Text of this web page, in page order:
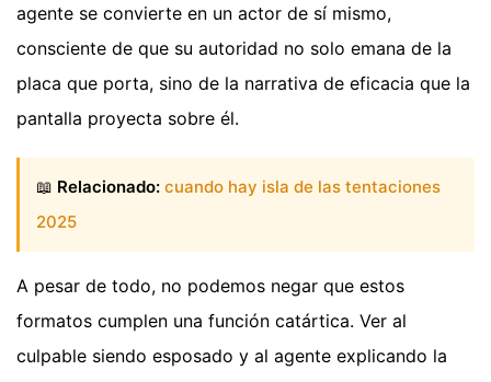
agente se convierte en un actor de sí mismo,
consciente de que su autoridad no solo emana de la
placa que porta, sino de la narrativa de eficacia que la
pantalla proyecta sobre él.
📖 Relacionado: cuando hay isla de las tentaciones
2025
A pesar de todo, no podemos negar que estos
formatos cumplen una función catártica. Ver al
culpable siendo esposado y al agente explicando la